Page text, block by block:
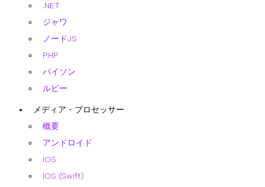
.NET
ジャワ
ノードJS
PHP
パイソン
ルビー
メディア・プロセッサー
概要
アンドロイド
iOS
iOS (Swift)